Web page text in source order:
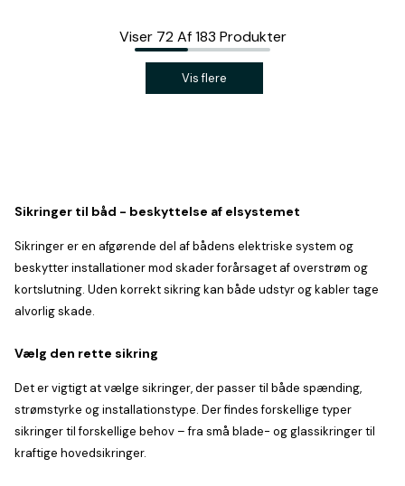
Viser 72 Af 183 Produkter
Vis flere
Sikringer til båd - beskyttelse af elsystemet
Sikringer er en afgørende del af bådens elektriske system og
beskytter installationer mod skader forårsaget af overstrøm og
kortslutning. Uden korrekt sikring kan både udstyr og kabler tage
alvorlig skade.
Vælg den rette sikring
Det er vigtigt at vælge sikringer, der passer til både spænding,
strømstyrke og installationstype. Der findes forskellige typer
sikringer til forskellige behov – fra små blade- og glassikringer til
kraftige hovedsikringer.